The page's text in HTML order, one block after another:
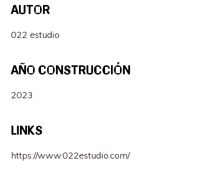
AUTOR
022 estudio
AÑO CONSTRUCCIÓN
2023
LINKS
https://www.022estudio.com/